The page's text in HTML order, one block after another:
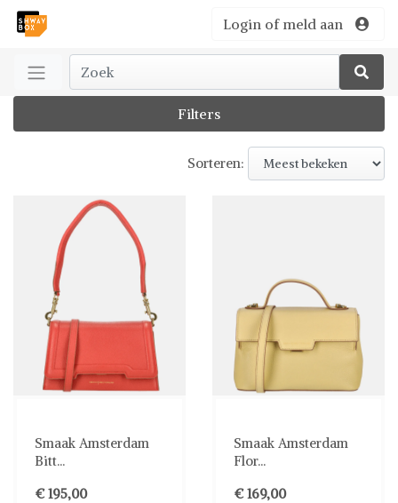
Login of meld aan
Filters
Sorteren:
Smaak Amsterdam
Bitt...
€ 195,00
Smaak Amsterdam
Flor...
€ 169,00